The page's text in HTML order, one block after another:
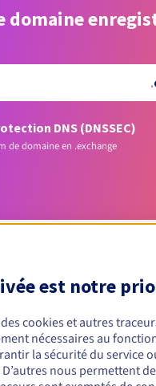
.
DNS (DNSSEC)
de domaine en .exchange
restriction géographique.
est notre
cookies et autres
nécessaires au
la sécurité du service
nous permettent